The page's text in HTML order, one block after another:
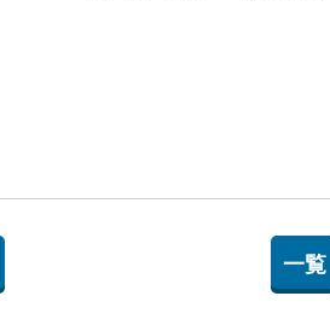
一覧